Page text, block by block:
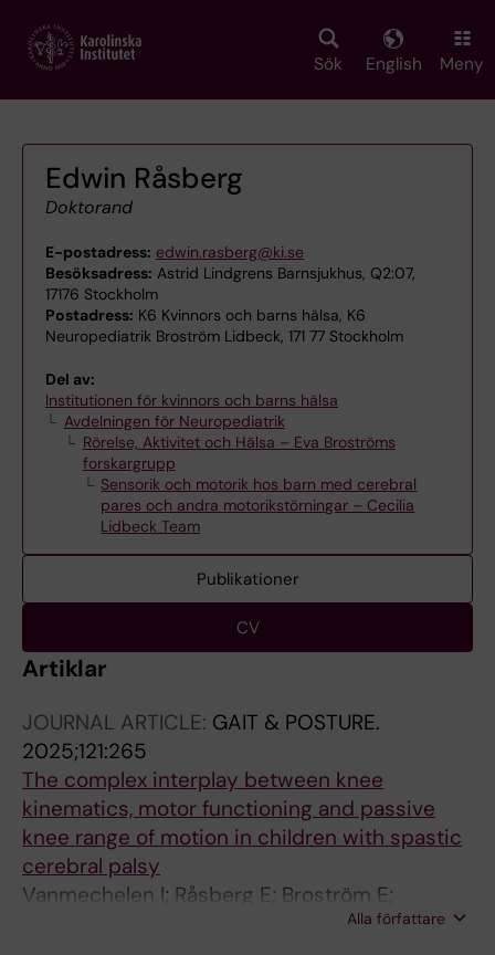
main
Sök English Meny
Edwin Råsberg
Doktorand
E-postadress: edwin.rasberg@ki.se
Besöksadress: Astrid Lindgrens Barnsjukhus, Q2:07,
17176 Stockholm
Postadress: K6 Kvinnors och barns hälsa, K6
Neuropediatrik Broström Lidbeck, 171 77 Stockholm
Del av:
Institutionen för kvinnors och barns hälsa
Avdelningen för Neuropediatrik
Rörelse, Aktivitet och Hälsa – Eva Broströms
forskargrupp
Sensorik och motorik hos barn med cerebral
pares och andra motorikstörningar – Cecilia
Lidbeck Team
Publikationer
CV
Artiklar
JOURNAL ARTICLE: GAIT & POSTURE.
2025;121:265
The complex interplay between knee
kinematics, motor functioning and passive
knee range of motion in children with spastic
cerebral palsy
Vanmechelen I; Råsberg E; Broström E;
Alla författare